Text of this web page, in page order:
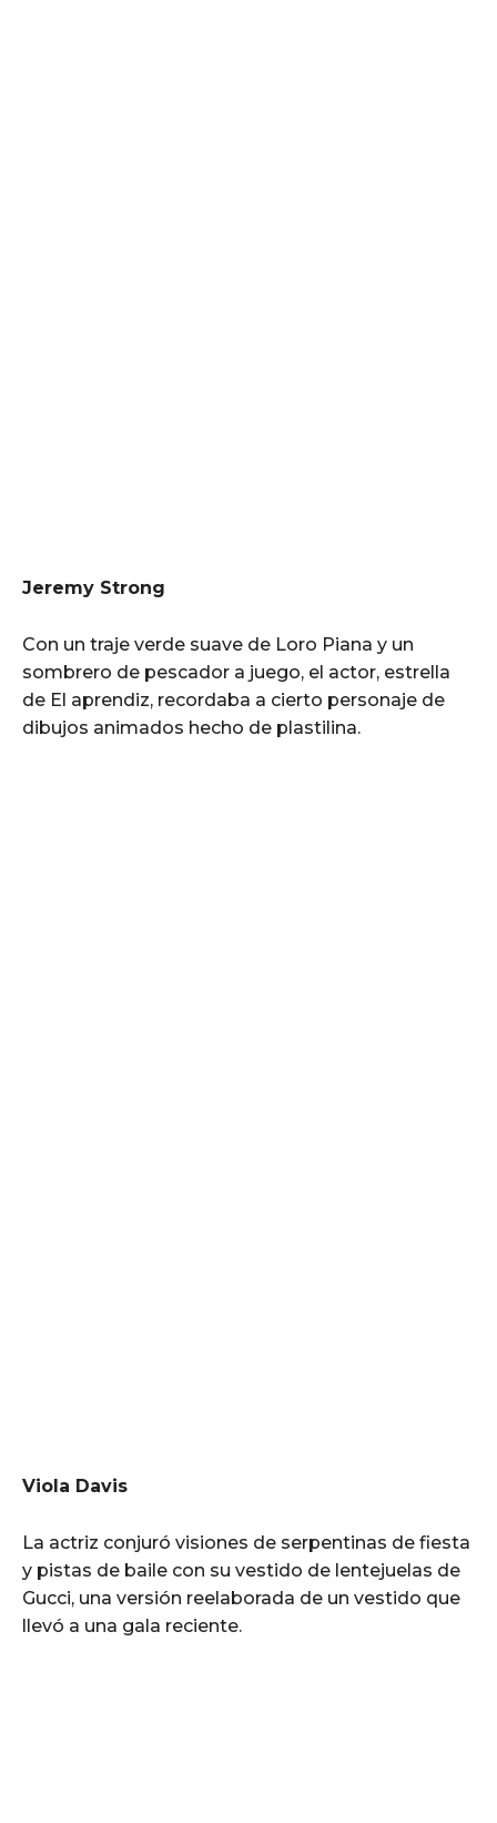
Jeremy Strong
Con un traje verde suave de Loro Piana y un
sombrero de pescador a juego, el actor, estrella
de El aprendiz, recordaba a cierto personaje de
dibujos animados hecho de plastilina.
Viola Davis
La actriz conjuró visiones de serpentinas de fiesta
y pistas de baile con su vestido de lentejuelas de
Gucci, una versión reelaborada de un vestido que
llevó a una gala reciente.